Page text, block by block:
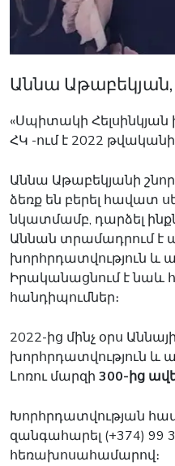
Աննա
«Սպիտակի
ՀԿ -ում է 2022
Աննա Աթաբեկյանի
ձեռք են բերել հավատ
նկատմամբ, դարձել
Աննան տրամադրում է
խորհրդատվություն և
Իրականացնում է նաև
հանդիպումներ։
2022-ից մինչ օրս
խորհրդատվություն և
Լոռու մարզի 300-ից
Խորհրդատվության
զանգահարել (+374) 99
հեռախոսահամարով։